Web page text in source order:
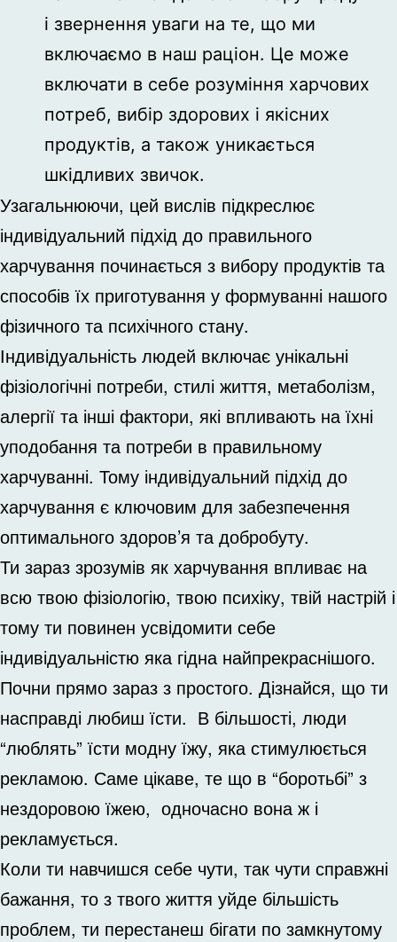
і звернення уваги на те, що ми
включаємо в наш раціон. Це може
включати в себе розуміння харчових
потреб, вибір здорових і якісних
продуктів, а також уникається
шкідливих звичок.
Узагальнюючи, цей вислів підкреслює
індивідуальний підхід до правильного
харчування починається з вибору продуктів та
способів їх приготування у формуванні нашого
фізичного та психічного стану.
Індивідуальність людей включає унікальні
фізіологічні потреби, стилі життя, метаболізм,
алергії та інші фактори, які впливають на їхні
уподобання та потреби в правильному
харчуванні. Тому індивідуальний підхід до
харчування є ключовим для забезпечення
оптимального здоров’я та добробуту.
Ти зараз зрозумів як харчування впливає на
всю твою фізіологію, твою психіку, твій настрій і
тому ти повинен усвідомити себе
індивідуальністю яка гідна найпрекраснішого.
Почни прямо зараз з простого. Дізнайся, що ти
насправді любиш їсти. В більшості, люди
“люблять” їсти модну їжу, яка стимулюється
рекламою. Саме цікаве, те що в “боротьбі” з
нездоровою їжею, одночасно вона ж і
рекламується.
Коли ти навчишся себе чути, так чути справжні
бажання, то з твого життя уйде більшість
проблем, ти перестанеш бігати по замкнутому